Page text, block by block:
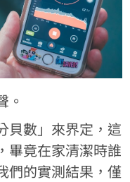
。
貝數」來界定，這
畢竟在家清潔時誰
們的實測結果，僅